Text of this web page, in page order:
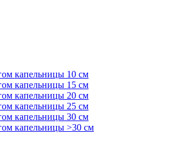
капельницы 10 см
капельницы 15 см
капельницы 20 см
капельницы 25 см
капельницы 30 см
капельницы >30 см